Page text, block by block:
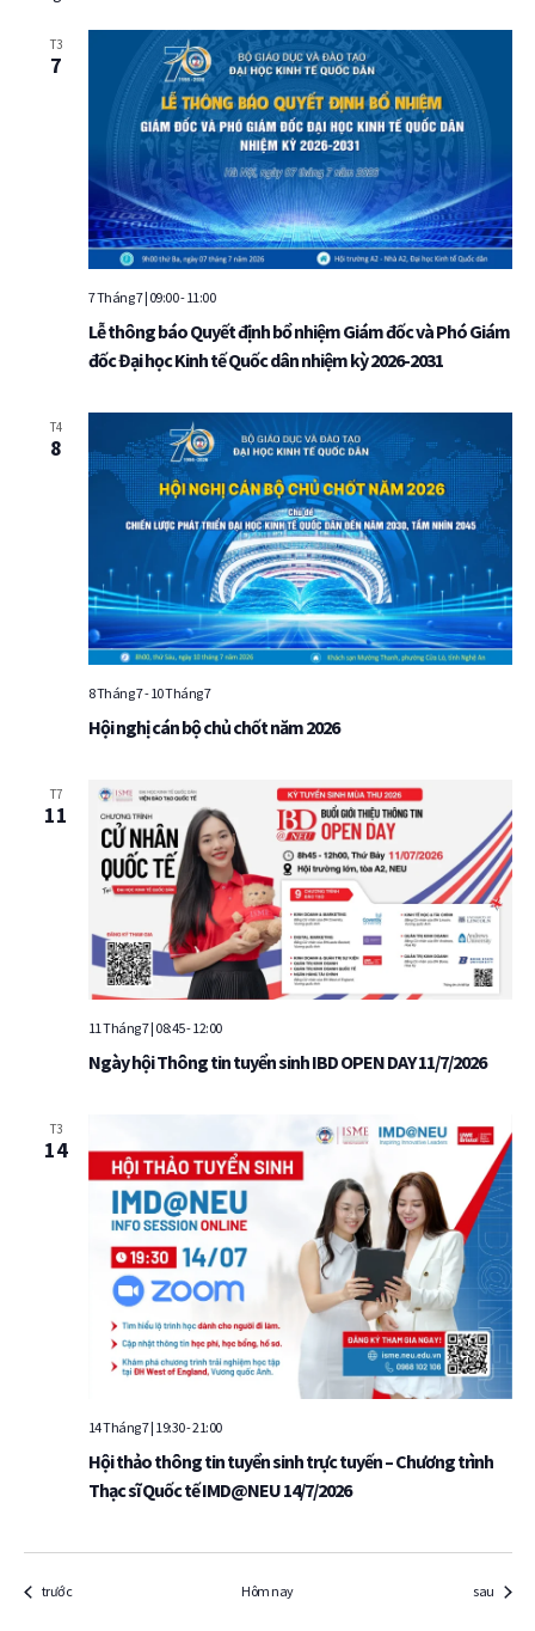
T3
7
7 Tháng 7 | 09:00-11:00
Lễ thông báo Quyết định bổ nhiệm Giám đốc và Phó Giám
đốc Đại học Kinh tế Quốc dân nhiệm kỳ 2026-2031
T4
8
8 Tháng 7-10 Tháng 7
Hội nghị cán bộ chủ chốt năm 2026
T7
11
11 Tháng 7 | 08:45-12:00
Ngày hội Thông tin tuyển sinh IBD OPEN DAY 11/7/2026
T3
14
14 Tháng 7 | 19:30-21:00
Hội thảo thông tin tuyển sinh trực tuyến – Chương trình
Thạc sĩ Quốc tế IMD@NEU 14/7/2026
Sự kiện
trước Hôm nay Sự kiện
sau